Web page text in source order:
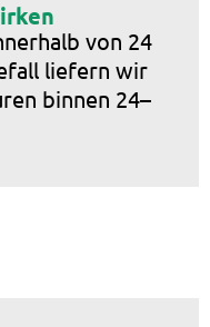
von 24
liefern wir
binnen 24–